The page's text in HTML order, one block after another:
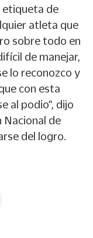
etiqueta de
atleta que
sobre todo en
de manejar,
lo reconozco y
con esta
al podio”, dijo
Nacional de
del logro.